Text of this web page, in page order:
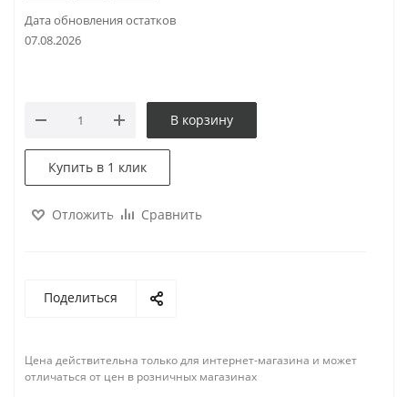
Дата обновления остатков
07.08.2026
В корзину
Купить в 1 клик
Отложить Сравнить
Поделиться
Цена действительна только для интернет-магазина и может
отличаться от цен в розничных магазинах